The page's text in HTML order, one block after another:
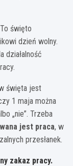
święto
dzień wolny.
działalność
święta jest
1 maja można
„nie”. Trzeba
jest praca, w
przesłanek.
zakaz pracy.